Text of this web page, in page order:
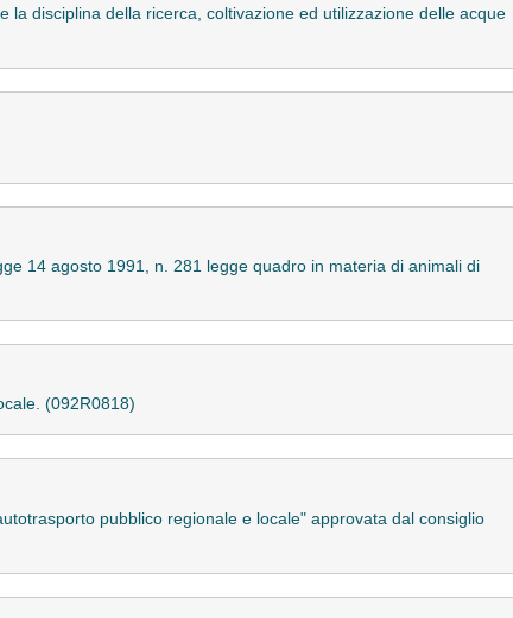
disciplina della ricerca, coltivazione ed utilizzazione delle acque
14 agosto 1991, n. 281 legge quadro in materia di animali di
(092R0818)
pubblico regionale e locale" approvata dal consiglio